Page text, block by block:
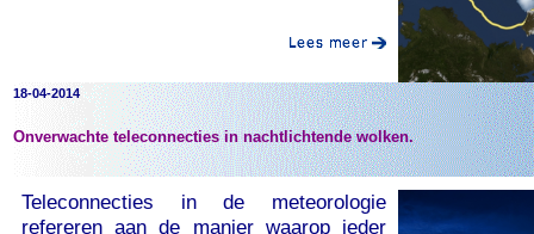
18-04-2014
Onverwachte teleconnecties in nachtlichtende wolken.
Teleconnecties in de meteorologie
refereren aan de manier waarop ieder